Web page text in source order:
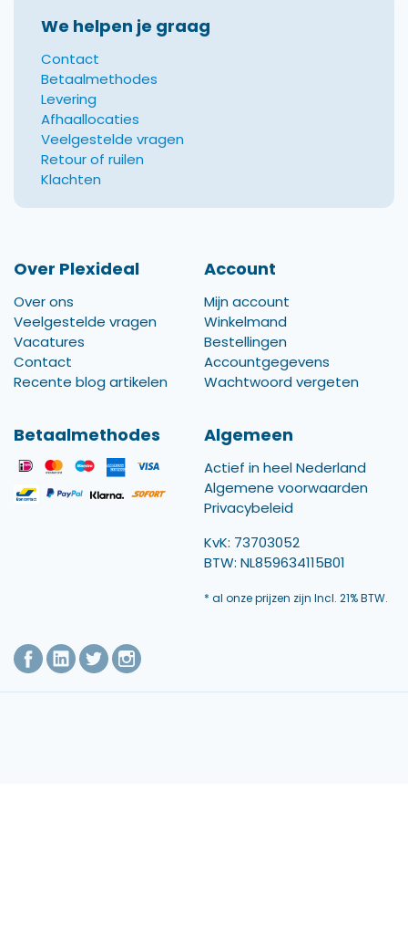
We helpen je graag
Contact
Betaalmethodes
Levering
Afhaallocaties
Veelgestelde vragen
Retour of ruilen
Klachten
Over Plexideal
Over ons
Veelgestelde vragen
Vacatures
Contact
Recente blog artikelen
Account
Mijn account
Winkelmand
Bestellingen
Accountgegevens
Wachtwoord vergeten
Betaalmethodes Algemeen
Actief in heel Nederland
Algemene voorwaarden
Privacybeleid
KvK: 73703052
BTW: NL859634115B01
* al onze prijzen zijn Incl. 21% BTW.